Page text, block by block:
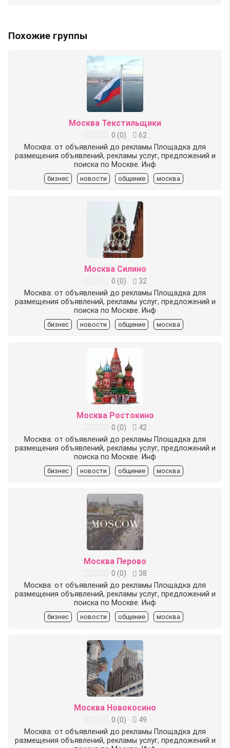
Похожие группы
Москва Текстильщики
0 (0)
62
Москва: от объявлений до рекламы Площадка для
размещения объявлений, рекламы услуг, предложений и
поиска по Москве. Инф
бизнес новости общение москва
Москва Силино
0 (0)
32
Москва: от объявлений до рекламы Площадка для
размещения объявлений, рекламы услуг, предложений и
поиска по Москве. Инф
бизнес новости общение москва
Москва Ростокино
0 (0)
42
Москва: от объявлений до рекламы Площадка для
размещения объявлений, рекламы услуг, предложений и
поиска по Москве. Инф
бизнес новости общение москва
Москва Перово
0 (0)
38
Москва: от объявлений до рекламы Площадка для
размещения объявлений, рекламы услуг, предложений и
поиска по Москве. Инф
бизнес новости общение москва
Москва Новокосино
0 (0)
49
Москва: от объявлений до рекламы Площадка для
размещения объявлений, рекламы услуг, предложений и